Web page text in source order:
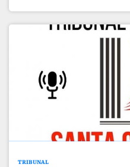
TRIBUNAL